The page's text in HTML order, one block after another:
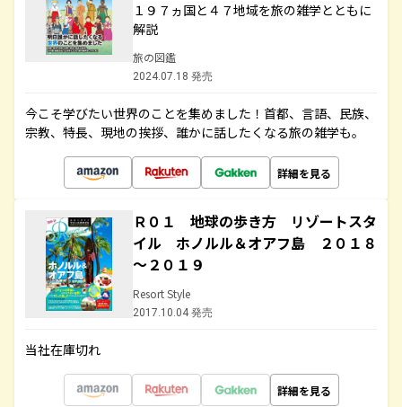
１９７ヵ国と４７地域を旅の雑学とともに
解説
旅の図鑑
2024.07.18 発売
今こそ学びたい世界のことを集めました！首都、言語、民族、
宗教、特長、現地の挨拶、誰かに話したくなる旅の雑学も。
詳細を見る
Ｒ０１ 地球の歩き方 リゾートスタ
イル ホノルル＆オアフ島 ２０１８
～２０１９
Resort Style
2017.10.04 発売
当社在庫切れ
詳細を見る